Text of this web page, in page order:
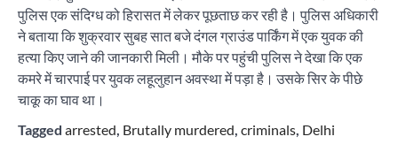
पुलिस एक संदिग्ध को हिरासत में लेकर पूछताछ कर रही है। पुलिस अधिकारी
ने बताया कि शुक्रवार सुबह सात बजे दंगल ग्राउंड पार्किंग में एक युवक की
हत्या किए जाने की जानकारी मिली। मौके पर पहुंची पुलिस ने देखा कि एक
कमरे में चारपाई पर युवक लहूलुहान अवस्था में पड़ा है। उसके सिर के पीछे
चाकू का घाव था।
Tagged arrested, Brutally murdered, criminals, Delhi